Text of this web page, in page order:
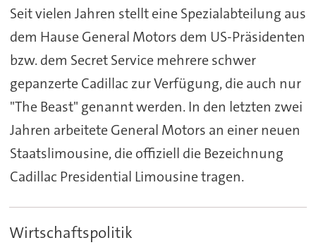
Seit vielen Jahren stellt eine Spezialabteilung aus
dem Hause General Motors dem US-Präsidenten
bzw. dem Secret Service mehrere schwer
gepanzerte Cadillac zur Verfügung, die auch nur
"The Beast" genannt werden. In den letzten zwei
Jahren arbeitete General Motors an einer neuen
Staatslimousine, die offiziell die Bezeichnung
Cadillac Presidential Limousine tragen.
Wirtschaftspolitik